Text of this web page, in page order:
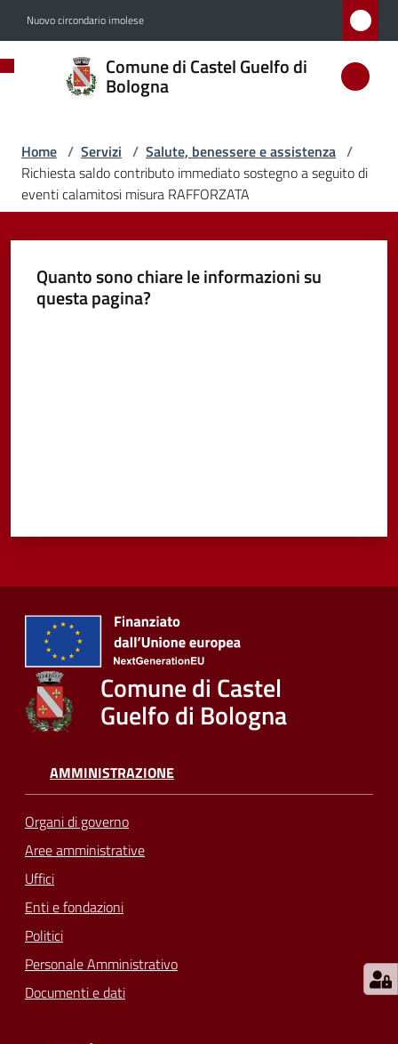
Nuovo circondario imolese
Comune di Castel Guelfo di
Bologna
Comune
di
Guelfo
di
Bologna
Amministrazione
online
Tutti
argomenti...
Seguici
Home / Servizi / Salute, benessere e assistenza /
Richiesta saldo contributo immediato sostegno a seguito di
eventi calamitosi misura RAFFORZATA
Quanto sono chiare le informazioni su
questa pagina?
Comune di Castel
Guelfo di Bologna
AMMINISTRAZIONE
Organi di governo
Aree amministrative
Uffici
Enti e fondazioni
Politici
Personale Amministrativo
Documenti e dati